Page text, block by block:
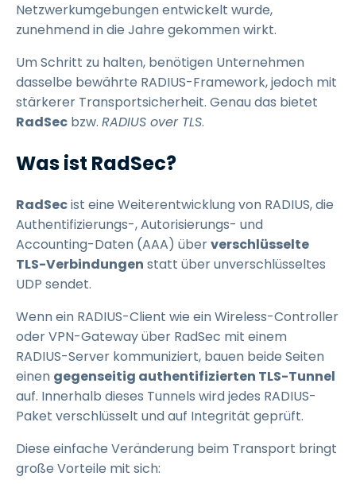
Netzwerkumgebungen entwickelt wurde,
zunehmend in die Jahre gekommen wirkt.
Um Schritt zu halten, benötigen Unternehmen
dasselbe bewährte RADIUS-Framework, jedoch mit
stärkerer Transportsicherheit. Genau das bietet
RadSec bzw. RADIUS over TLS.
Was ist RadSec?
RadSecist eine Weiterentwicklung von RADIUS, die
Authentifizierungs-, Autorisierungs- und
Accounting-Daten (AAA) überverschlüsselte
TLS-Verbindungen statt über unverschlüsseltes
UDP sendet.
Wenn ein RADIUS-Client wie ein Wireless-Controller
oder VPN-Gateway über RadSec mit einem
RADIUS-Server kommuniziert, bauen beide Seiten
einen gegenseitig authentifizierten TLS-Tunnel
auf. Innerhalb dieses Tunnels wird jedes RADIUS-
Paket verschlüsselt und auf Integrität geprüft.
Diese einfache Veränderung beim Transport bringt
große Vorteile mit sich: